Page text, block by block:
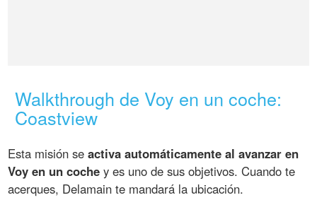
Walkthrough de Voy en un coche:
Coastview
Esta misión seactiva automáticamente al avanzar en
Voy en un coche y es uno de sus objetivos. Cuando te
acerques, Delamain te mandará la ubicación.